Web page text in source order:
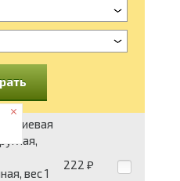
вес 1
222 ₽